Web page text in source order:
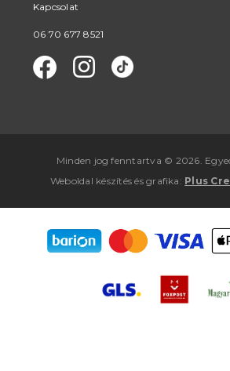
Kapcsolat
06 70 677 8521
Minden jog fenntartva © 2026.
Weboldal készítés ésgrafika : Plus